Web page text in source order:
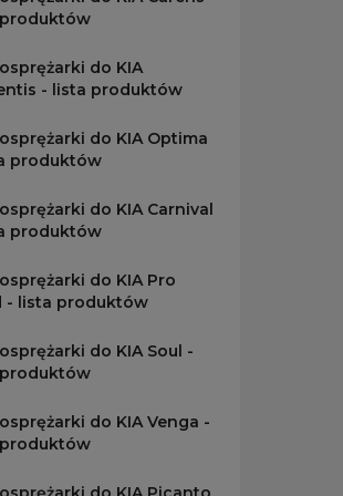
do KIA
- lista produktów
do KIA Optima
produktów
do KIA Carnival
produktów
do KIA Pro
- lista produktów
do KIA Soul -
do KIA Venga -
się